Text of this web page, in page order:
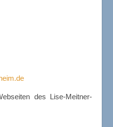
des Lise-Meitner-